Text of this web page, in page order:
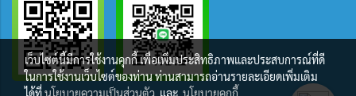
เว็บไซต์นี้มีการใช้งานคุกกี้ เพื่อเพิ่มประสิทธิภาพและประสบการณ์ที่ดี
ในการใช้งานเว็บไซต์ของท่าน ท่านสามารถอ่านรายละเอียดเพิ่มเติม
ได้ที่นโยบายความเป็นส่วนตัว และ นโยบายคุกกี้